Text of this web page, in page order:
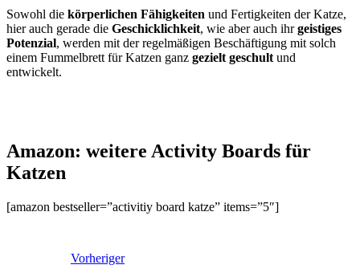
Sowohl die körperlichen Fähigkeiten und Fertigkeiten der Katze,
hier auch gerade die Geschicklichkeit, wie aber auch ihrgeistiges
Potenzial, werden mit der regelmäßigen Beschäftigung mit solch
einem Fummelbrett für Katzen ganz gezielt geschult und
entwickelt.
Amazon: weitere Activity Boards für
Katzen
[amazon bestseller=”activitiy board katze” items=”5″]
Vorheriger